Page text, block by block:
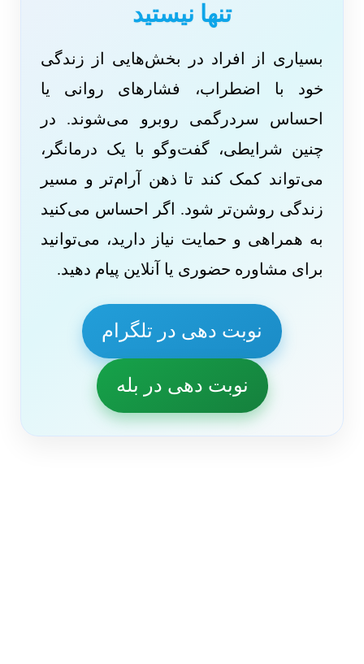
تنها نیستید
بسیاری از افراد در بخش‌هایی از زندگی
خود با اضطراب، فشارهای روانی یا
احساس سردرگمی روبرو می‌شوند. در
چنین شرایطی، گفت‌وگو با یک درمانگر،
می‌تواند کمک کند تا ذهن آرام‌تر و مسیر
زندگی روشن‌تر شود. اگر احساس می‌کنید
به همراهی و حمایت نیاز دارید، می‌توانید
برای مشاوره حضوری یا آنلاین پیام دهید.
نوبت دهی در تلگرام
نوبت دهی در بله